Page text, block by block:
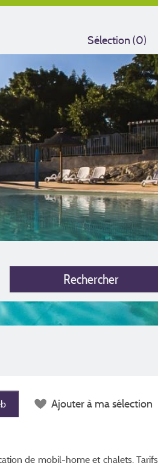
Sélection (0)
Rechercher
Ajouter à ma sélection
de mobil-home et chalets. Tarifs